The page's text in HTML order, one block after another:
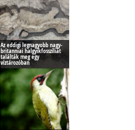
Az eddigi legnagyobb nagy-
britanniai halgyíkfosszíliát
találták meg egy
víztározóban